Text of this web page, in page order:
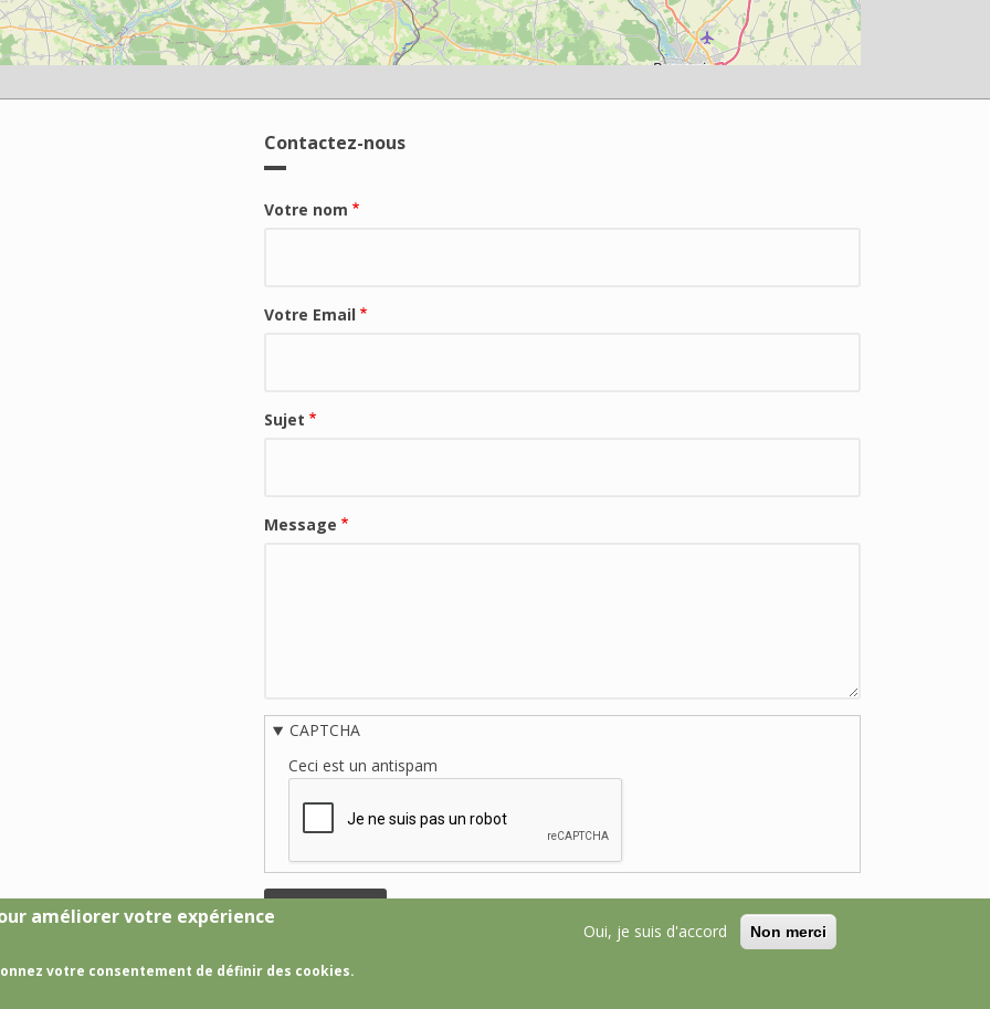
Contactez-nous
Votre nom
Votre Email
Sujet
Message
CAPTCHA
Ceci est un antispam
améliorer votre expérience
votre consentement de définir des cookies.
Oui, je suis d'accord Non merci